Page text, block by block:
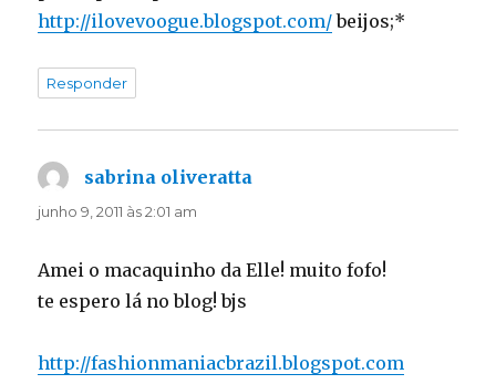
http://ilovevoogue.blogspot.com/beijos;*
Responder
sabrina oliveratta
junho 9, 2011 às 2:01 am
Amei o macaquinho da Elle! muito fofo!
te espero lá no blog! bjs
http://fashionmaniacbrazil.blogspot.com